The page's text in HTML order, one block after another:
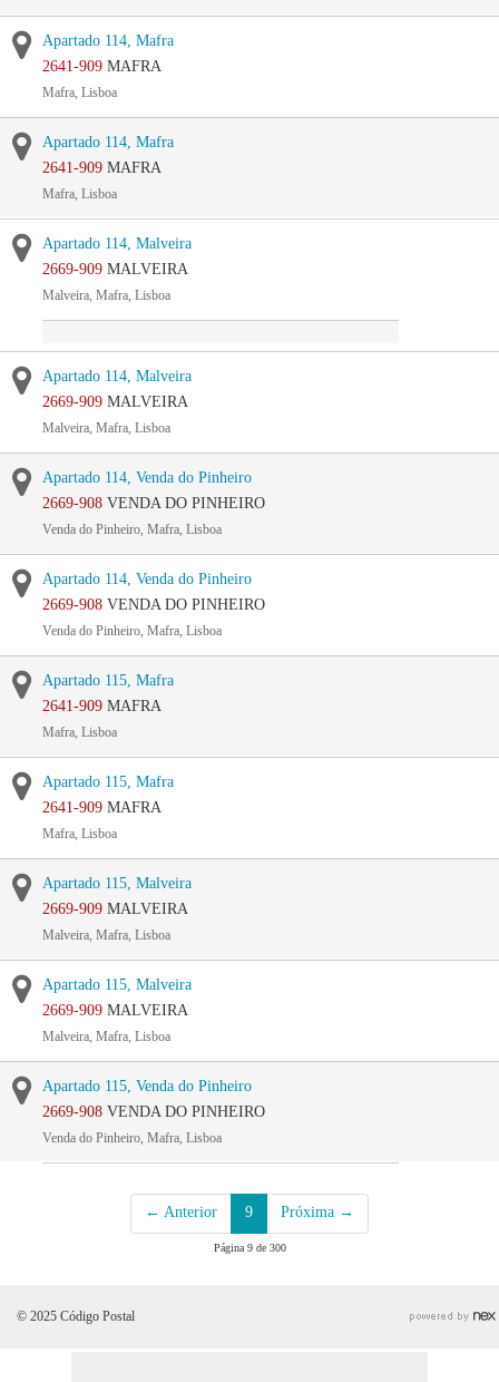
Apartado 114, Mafra
2641-909 MAFRA
Mafra, Lisboa
Apartado 114, Mafra
2641-909 MAFRA
Mafra, Lisboa
Apartado 114, Malveira
2669-909 MALVEIRA
Malveira, Mafra, Lisboa
Apartado 114, Malveira
2669-909 MALVEIRA
Malveira, Mafra, Lisboa
Apartado 114, Venda do Pinheiro
2669-908 VENDA DO PINHEIRO
Venda do Pinheiro, Mafra, Lisboa
Apartado 114, Venda do Pinheiro
2669-908 VENDA DO PINHEIRO
Venda do Pinheiro, Mafra, Lisboa
Apartado 115, Mafra
2641-909 MAFRA
Mafra, Lisboa
Apartado 115, Mafra
2641-909 MAFRA
Mafra, Lisboa
Apartado 115, Malveira
2669-909 MALVEIRA
Malveira, Mafra, Lisboa
Apartado 115, Malveira
2669-909 MALVEIRA
Malveira, Mafra, Lisboa
Apartado 115, Venda do Pinheiro
2669-908 VENDA DO PINHEIRO
Venda do Pinheiro, Mafra, Lisboa
← Anterior 9 Próxima →
Página 9 de 300
© 2025 Código Postal